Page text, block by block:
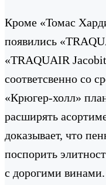
Кроме «Томас
появились
«TRAQUAIR
соответсвенно со
«Крюгер-холл»
расширять
доказывает, что
поспорить
с дорогими винами.